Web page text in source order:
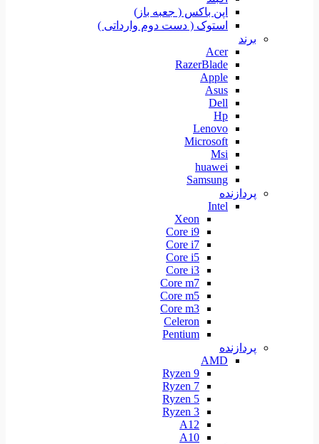
اپن باکس ( جعبه باز)
استوک ( دست دوم وارداتی )
برند
Acer
RazerBlade
Apple
Asus
Dell
Hp
Lenovo
Microsoft
Msi
huawei
Samsung
پردازنده
Intel
Xeon
Core i9
Core i7
Core i5
Core i3
Core m7
Core m5
Core m3
Celeron
Pentium
پردازنده
AMD
Ryzen 9
Ryzen 7
Ryzen 5
Ryzen 3
A12
A10